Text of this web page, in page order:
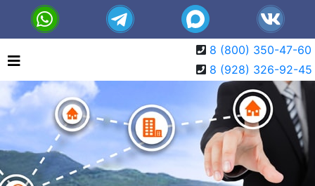
8 (800) 350-47-60
8 (928) 326-92-45